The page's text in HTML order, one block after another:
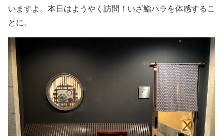
いますよ。本日はようやく訪問！いざ鮨ハラを体感するこ
とに。